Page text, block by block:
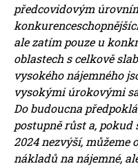
předcovidovým
ale zatím pouze u
oblastech s celkově
vysokého nájemného
vysokými úrokovými
Do budoucna
postupně růst a,
2024 nezvýší,
nákladů na nájemné,